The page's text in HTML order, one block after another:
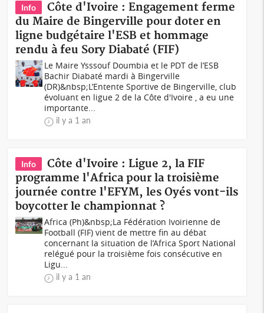
Info
Côte d'Ivoire : Engagement ferme
du Maire de Bingerville pour doter en
ligne budgétaire l'ESB et hommage
rendu à feu Sory Diabaté (FIF)
Le Maire Ysssouf Doumbia et le PDT de l’ESB
Bachir Diabaté mardi à Bingerville
(DR)&nbsp;L’Entente Sportive de Bingerville, club
évoluant en ligue 2 de la Côte d'Ivoire , a eu une
importante...
il y a 1 an
Info
Côte d'Ivoire : Ligue 2, la FIF
programme l'Africa pour la troisième
journée contre l'EFYM, les Oyés vont-ils
boycotter le championnat ?
Africa (Ph)&nbsp;La Fédération Ivoirienne de
Football (FIF) vient de mettre fin au débat
concernant la situation de l’Africa Sport National
relégué pour la troisième fois consécutive en
Ligu...
il y a 1 an